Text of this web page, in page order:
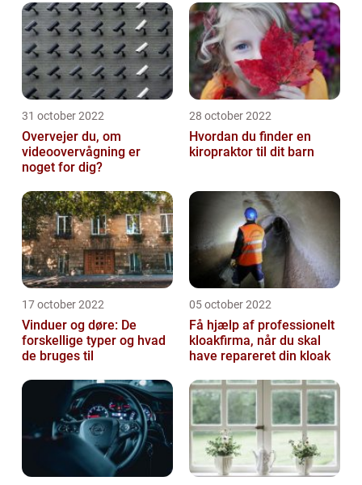
31 october 2022
Overvejer du, om
videoovervågning er
noget for dig?
28 october 2022
Hvordan du finder en
kiropraktor til dit barn
17 october 2022
Vinduer og døre: De
forskellige typer og hvad
de bruges til
05 october 2022
Få hjælp af professionelt
kloakfirma, når du skal
have repareret din kloak